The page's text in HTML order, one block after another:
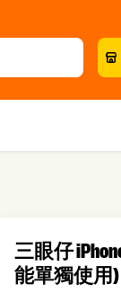
三眼仔
能單獨使用)